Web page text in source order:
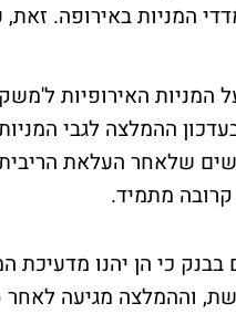
המניות באירופה. זאת,
האירופיות
ההמלצה לגבי
תשואת חסר ב-12 החודשים
מתמיד.
בבנק כי הן יהנו מדעיכת
ביבשת, וההמלצה